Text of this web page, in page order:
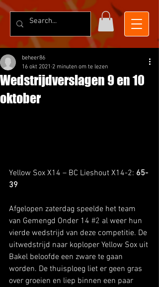
Wedstrijdverslagen 9 en 10
oktober
beheer86
16 okt 2021 2 minuten om te lezen
Yellow Sox X14 – BC Lieshout X14-2: 65-
39
Afgelopen zaterdag speelde het team
van Gemengd Onder 14 #2 al weer hun
vierde wedstrijd van deze competitie. De
uitwedstrijd naar koploper Yellow Sox uit
Bakel beloofde een zware te gaan
worden. De thuisploeg liet er geen gras
over groeien en liep binnen een paar